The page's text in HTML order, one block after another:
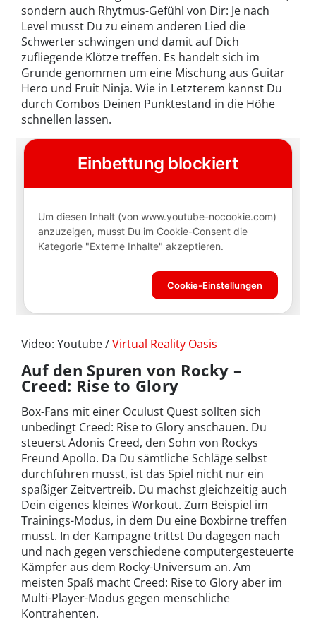
sondern auch Rhytmus-Gefühl von Dir: Je nach
Level musst Du zu einem anderen Lied die
Schwerter schwingen und damit auf Dich
zufliegende Klötze treffen. Es handelt sich im
Grunde genommen um eine Mischung aus Guitar
Hero und Fruit Ninja. Wie in Letzterem kannst Du
durch Combos Deinen Punktestand in die Höhe
schnellen lassen.
Video: Youtube /Virtual Reality Oasis
Auf den Spuren von Rocky –
Creed: Rise to Glory
Box-Fans mit einer Oculust Quest sollten sich
unbedingt Creed: Rise to Glory anschauen. Du
steuerst Adonis Creed, den Sohn von Rockys
Freund Apollo. Da Du sämtliche Schläge selbst
durchführen musst, ist das Spiel nicht nur ein
spaßiger Zeitvertreib. Du machst gleichzeitig auch
Dein eigenes kleines Workout. Zum Beispiel im
Trainings-Modus, in dem Du eine Boxbirne treffen
musst. In der Kampagne trittst Du dagegen nach
und nach gegen verschiedene computergesteuerte
Kämpfer aus dem Rocky-Universum an. Am
meisten Spaß macht Creed: Rise to Glory aber im
Multi-Player-Modus gegen menschliche
Kontrahenten.